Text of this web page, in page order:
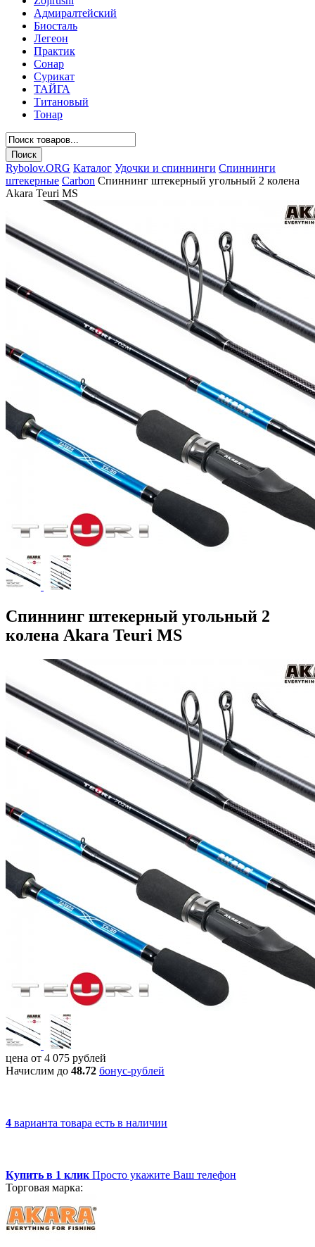
Адмиралтейский
Биосталь
Легеон
Практик
Сонар
Сурикат
ТАЙГА
Титановый
Тонар
Rybolov.ORG Каталог Удочки и спиннинги Спиннинги
штекерные Carbon Спиннинг штекерный угольный 2 колена
Akara Teuri MS
Спиннинг штекерный угольный 2
колена Akara Teuri MS
цена от 4 075 рублей
Начислим до 48.72 бонус-рублей
4 варианта товара есть в наличии
Купить в 1 клик Просто укажите Ваш телефон
Торговая марка: